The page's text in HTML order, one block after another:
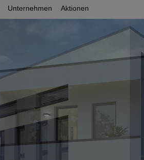
Unternehmen Aktionen